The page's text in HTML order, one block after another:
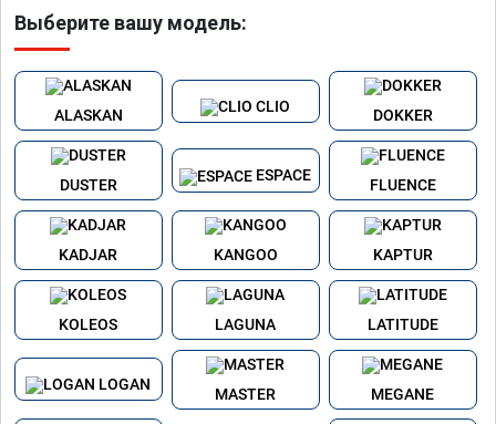
Выберите вашу модель:
ALASKAN
CLIO
DOKKER
DUSTER
ESPACE
FLUENCE
KADJAR KANGOO KAPTUR
KOLEOS LAGUNA LATITUDE
LOGAN
MASTER MEGANE